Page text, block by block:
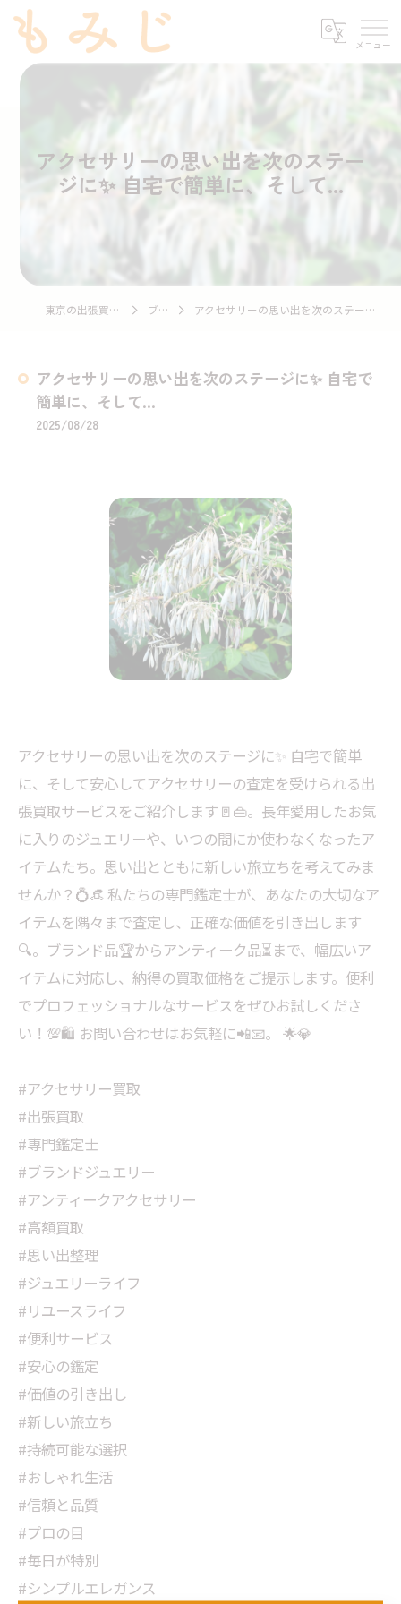
アクセサリーの思い出を次のステー
ジに✨ 自宅で簡単に、そして...
東京の出張買取ならもみじ ブログ アクセサリーの思い出を次のステージに✨ 自宅で簡単に、そして...
アクセサリーの思い出を次のステージに✨ 自宅で
簡単に、そして...
2025/08/28
アクセサリーの思い出を次のステージに✨ 自宅で簡単
に、そして安心してアクセサリーの査定を受けられる出
張買取サービスをご紹介します🚪👜。長年愛用したお気
に入りのジュエリーや、いつの間にか使わなくなったア
イテムたち。思い出とともに新しい旅立ちを考えてみま
せんか？💍👒 私たちの専門鑑定士が、あなたの大切なア
イテムを隅々まで査定し、正確な価値を引き出します
🔍。ブランド品🏆からアンティーク品⏳まで、幅広いア
イテムに対応し、納得の買取価格をご提示します。便利
でプロフェッショナルなサービスをぜひお試しくださ
い！💯🛍️ お問い合わせはお気軽に📲📧。 🌟💎
#アクセサリー買取
#出張買取
#専門鑑定士
#ブランドジュエリー
#アンティークアクセサリー
#高額買取
#思い出整理
#ジュエリーライフ
#リユースライフ
#便利サービス
#安心の鑑定
#価値の引き出し
#新しい旅立ち
#持続可能な選択
#おしゃれ生活
#信頼と品質
#プロの目
#毎日が特別
#シンプルエレガンス